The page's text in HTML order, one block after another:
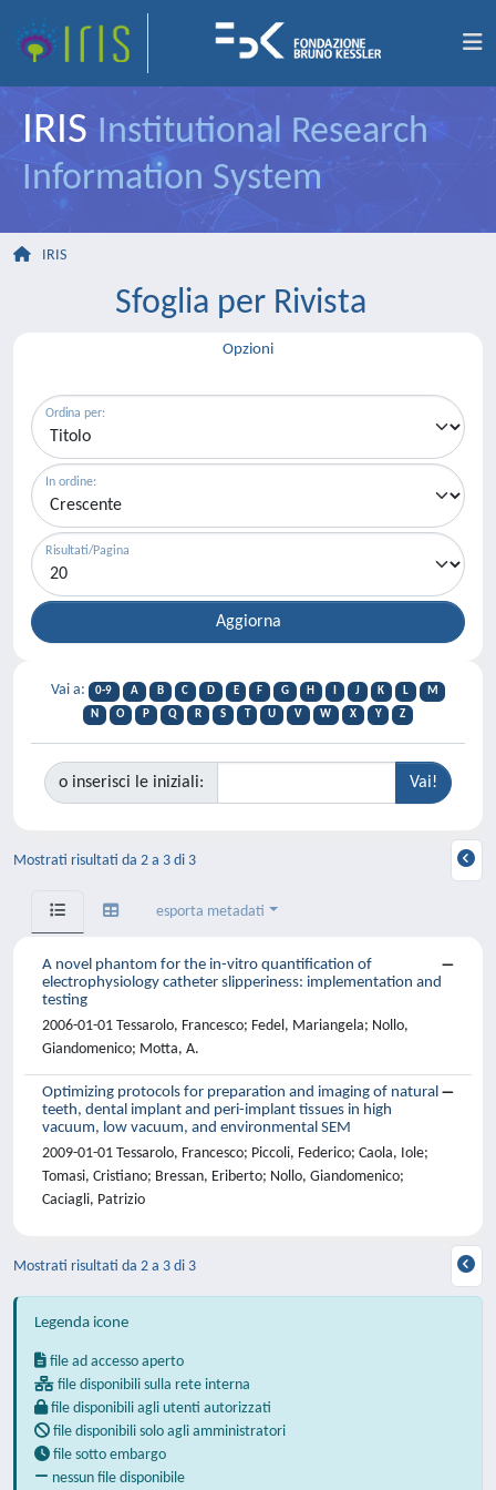
IRIS Institutional Research
Information System
IRIS
Sfoglia per Rivista
Opzioni
Ordina per:
In ordine:
Risultati/Pagina
Vai a: 0-9 A B C D E F G H J K L
M
N
O P Q R S T U V W X Y Z
o inserisci le iniziali:
Mostrati risultati da 2 a 3 di 3
esporta metadati
A novel phantom for the in-vitro quantification of
electrophysiology catheter slipperiness: implementation and
testing
2006-01-01 Tessarolo, Francesco; Fedel, Mariangela; Nollo,
Giandomenico; Motta, A.
Optimizing protocols for preparation and imaging of natural
teeth, dental implant and peri-implant tissues in high
vacuum, low vacuum, and environmental SEM
2009-01-01 Tessarolo, Francesco; Piccoli, Federico; Caola, Iole;
Tomasi, Cristiano; Bressan, Eriberto; Nollo, Giandomenico;
Caciagli, Patrizio
Mostrati risultati da 2 a 3 di 3
Legenda icone
file ad accesso aperto
file disponibili sulla rete interna
file disponibili agli utenti autorizzati
file disponibili solo agli amministratori
file sotto embargo
nessun file disponibile